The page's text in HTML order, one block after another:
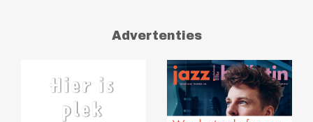
Advertenties